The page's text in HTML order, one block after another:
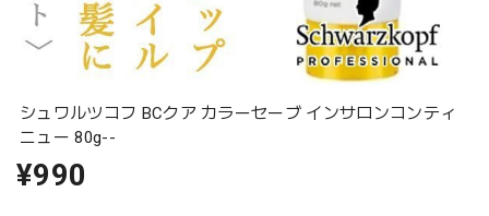
シュワルツコフ BCクア カラーセーブ インサロンコンティ
ニュー 80g--
¥990